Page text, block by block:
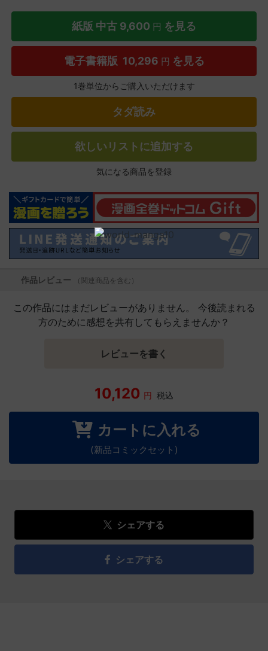
紙版 中古 9,600 円 を見る
電子書籍版 10,296 円 を見る
1巻単位からご購入いただけます
タダ読み
欲しいリストに追加する
気になる商品を登録
作品レビュー （関連商品を含む）
この作品にはまだレビューがありません。 今後読まれる
方のために感想を共有してもらえませんか？
レビューを書く
10,120 円 税込
カートに入れる
(新品コミックセット)
シェアする
シェアする